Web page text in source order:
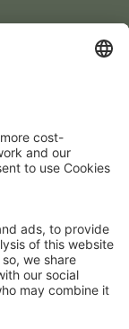
sau
râși
(KWBL) din